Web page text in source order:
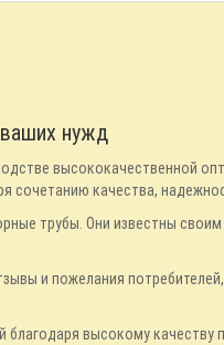
нужд
высококачественной
сочетанию качества,
трубы. Они известны
и пожелания
высокому качеству